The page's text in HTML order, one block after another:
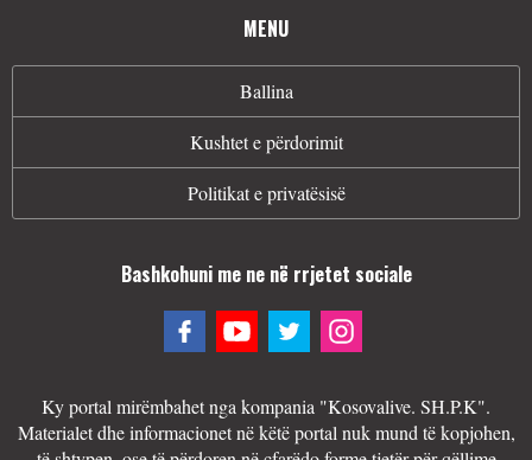
MENU
Ballina
Kushtet e përdorimit
Politikat e privatësisë
Bashkohuni me ne në rrjetet sociale
Ky portal mirëmbahet nga kompania "Kosovalive. SH.P.K".
Materialet dhe informacionet në këtë portal nuk mund të kopjohen,